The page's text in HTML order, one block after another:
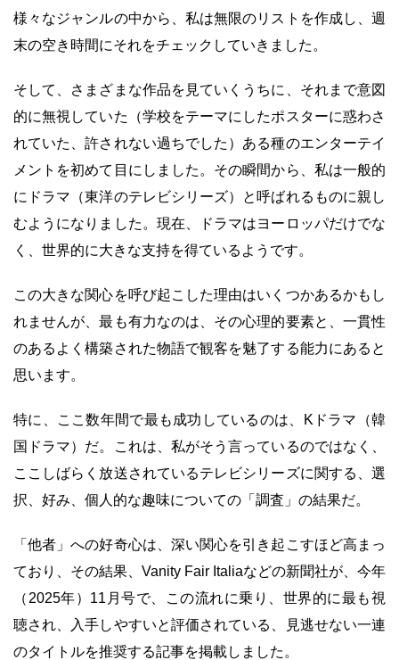
様々なジャンルの中から、私は無限のリストを作成し、週
末の空き時間にそれをチェックしていきました。
そして、さまざまな作品を見ていくうちに、それまで意図
的に無視していた（学校をテーマにしたポスターに惑わさ
れていた、許されない過ちでした）ある種のエンターテイ
メントを初めて目にしました。その瞬間から、私は一般的
にドラマ（東洋のテレビシリーズ）と呼ばれるものに親し
むようになりました。現在、ドラマはヨーロッパだけでな
く、世界的に大きな支持を得ているようです。
この大きな関心を呼び起こした理由はいくつかあるかもし
れませんが、最も有力なのは、その心理的要素と、一貫性
のあるよく構築された物語で観客を魅了する能力にあると
思います。
特に、ここ数年間で最も成功しているのは、Kドラマ（韓
国ドラマ）だ。これは、私がそう言っているのではなく、
ここしばらく放送されているテレビシリーズに関する、選
択、好み、個人的な趣味についての「調査」の結果だ。
「他者」への好奇心は、深い関心を引き起こすほど高まっ
ており、その結果、Vanity Fair Italiaなどの新聞社が、今年
（2025年）11月号で、この流れに乗り、世界的に最も視
聴され、入手しやすいと評価されている、見逃せない一連
のタイトルを推奨する記事を掲載しました。